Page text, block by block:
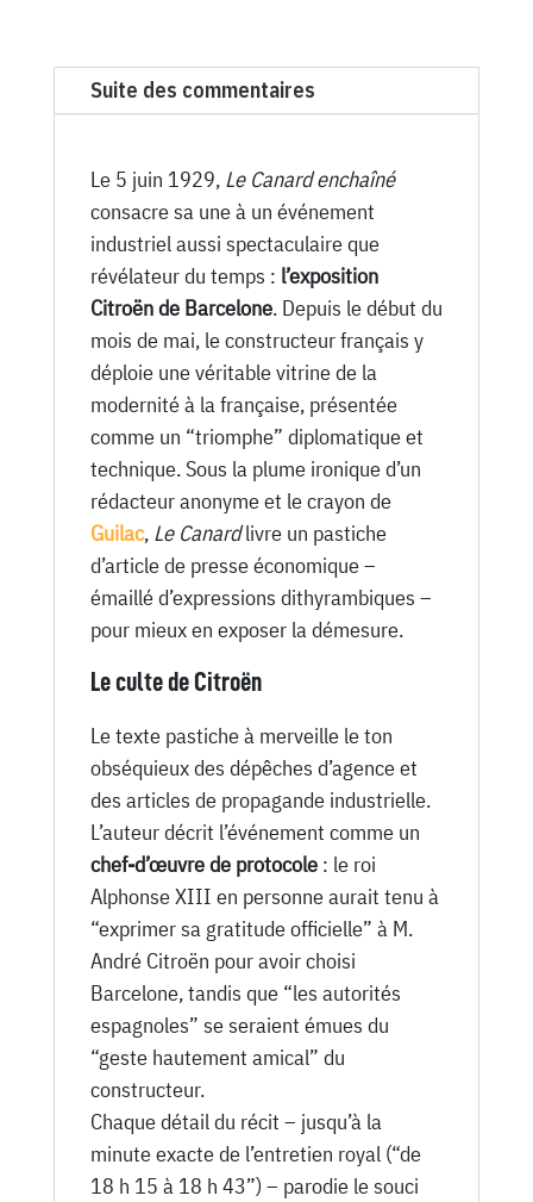
du
Canard
1929
Suite des commentaires
Le 5 juin 1929, Le Canard enchaîné
consacre sa une à un événement
industriel aussi spectaculaire que
révélateur du temps : l’exposition
Citroën de Barcelone. Depuis le début du
mois de mai, le constructeur français y
déploie une véritable vitrine de la
modernité à la française, présentée
comme un “triomphe” diplomatique et
technique. Sous la plume ironique d’un
rédacteur anonyme et le crayon de
Guilac, Le Canardlivre un pastiche
d’article de presse économique –
émaillé d’expressions dithyrambiques –
pour mieux en exposer la démesure.
Le culte de Citroën
Le texte pastiche à merveille le ton
obséquieux des dépêches d’agence et
des articles de propagande industrielle.
L’auteur décrit l’événement comme un
chef-d’œuvre de protocole: le roi
Alphonse XIII en personne aurait tenu à
“exprimer sa gratitude officielle” à M.
André Citroën pour avoir choisi
Barcelone, tandis que “les autorités
espagnoles” se seraient émues du
“geste hautement amical” du
constructeur.
Chaque détail du récit – jusqu’à la
minute exacte de l’entretien royal (“de
18 h 15 à 18 h 43”) – parodie le souci